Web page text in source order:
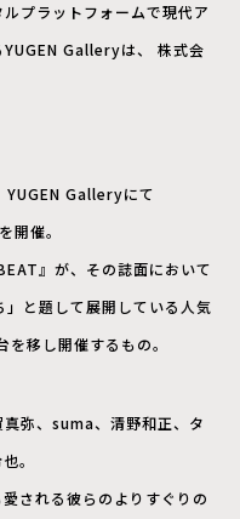
プラットフォームで現代ア
YUGEN Galleryは、 株式会
YUGEN Galleryにて
催。
』が、その誌面において
」と題して展開している人気
移し開催するもの。
弥、suma、清野和正、タ
。
される彼らのよりすぐりの